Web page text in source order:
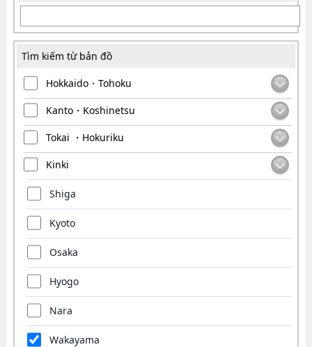
Tìm kiếm từ bản đồ
Hokkaido・Tohoku
Kanto・Koshinetsu
Tokai ・Hokuriku
Kinki
Shiga
Kyoto
Osaka
Hyogo
Nara
Wakayama